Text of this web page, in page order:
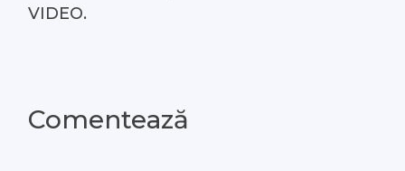
VIDEO.
Comentează